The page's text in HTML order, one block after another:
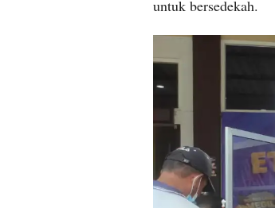
untuk bersedekah.